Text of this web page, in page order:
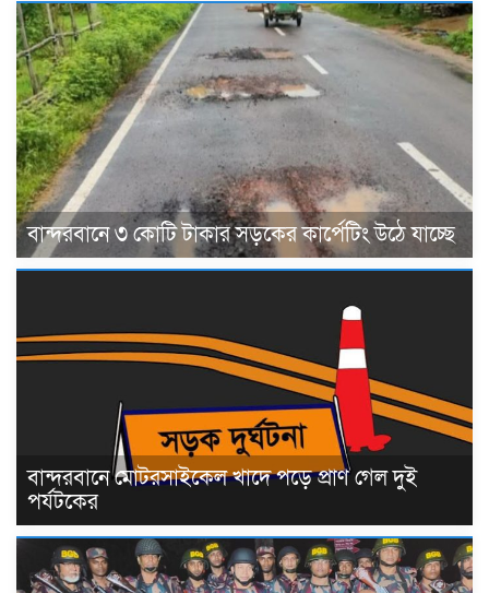
বান্দরবানে ৩ কোটি টাকার সড়কের কার্পেটিং উঠে যাচ্ছে
বান্দরবানে মোটরসাইকেল খাদে পড়ে প্রাণ গেল দুই
পর্যটকের